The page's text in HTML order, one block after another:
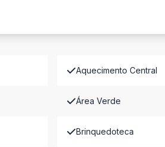
Aquecimento Central
Área Verde
Brinquedoteca